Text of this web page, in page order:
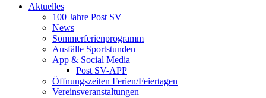
Aktuelles
100 Jahre Post SV
News
Sommerferienprogramm
Ausfälle Sportstunden
App & Social Media
Post SV-APP
Öffnungszeiten Ferien/Feiertagen
Vereinsveranstaltungen